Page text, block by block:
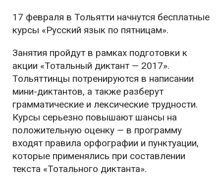
17 февраля в Тольятти начнутся бесплатные
курсы «Русский язык по пятницам».
Занятия пройдут в рамках подготовки к
акции «Тотальный диктант — 2017».
Тольяттинцы потренируются в написании
мини-диктантов, а также разберут
грамматические и лексические трудности.
Курсы серьезно повышают шансы на
положительную оценку — в программу
входят правила орфографии и пунктуации,
которые применялись при составлении
текста «Тотального диктанта».